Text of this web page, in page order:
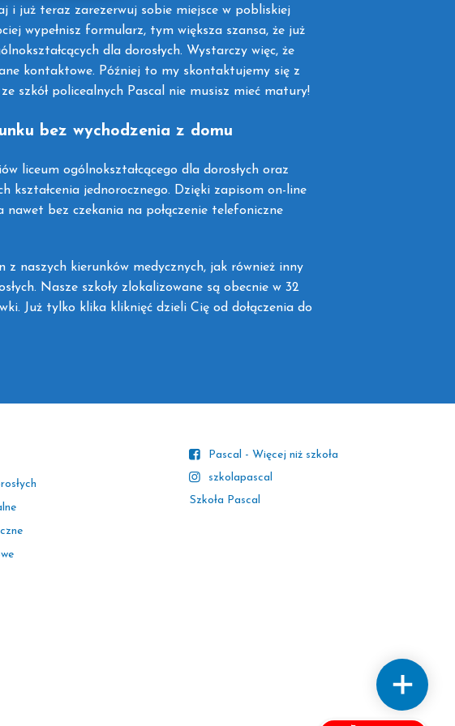
i już teraz zarezerwuj sobie miejsce w pobliskiej
wypełnisz formularz, tym większa szansa, że już
dla dorosłych. Wystarczy więc, że
kontaktowe. Później to my skontaktujemy się z
szkół policealnych Pascal nie musisz mieć matury!
bez wychodzenia z domu
liceum ogólnokształcącego dla dorosłych oraz
kształcenia jednorocznego. Dzięki zapisom on-line
nawet bez czekania na połączenie telefoniczne
naszych kierunków medycznych, jak również inny
Nasze szkoły zlokalizowane są obecnie w 32
Już tylko klika kliknięć dzieli Cię od dołączenia do
Pascal - Więcej niż szkoła
szkolapascal
Szkoła Pascal